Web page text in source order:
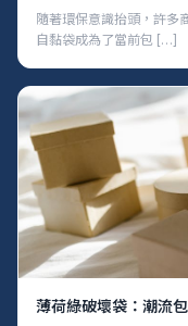
隨著環保意識抬頭，許多
自黏袋成為了當前包 […]
薄荷綠破壞袋：潮流